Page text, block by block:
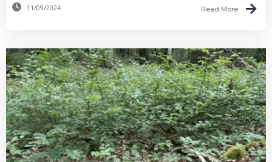
11/09/2024 Read More